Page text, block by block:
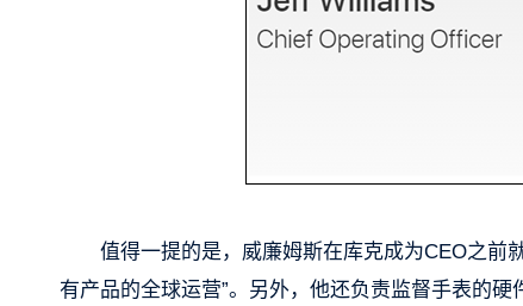
值得一提的是，威廉姆斯在库克成为CEO之前
有产品的全球运营”。另外，他还负责监督手表的硬